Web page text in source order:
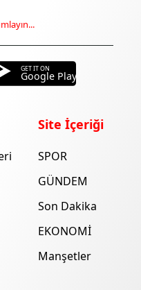
GET IT ON
Google Play
Site İçeriği
SPOR
GÜNDEM
Son Dakika
EKONOMİ
Manşetler